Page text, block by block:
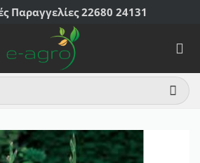
Παραγγελίες 22680 24131